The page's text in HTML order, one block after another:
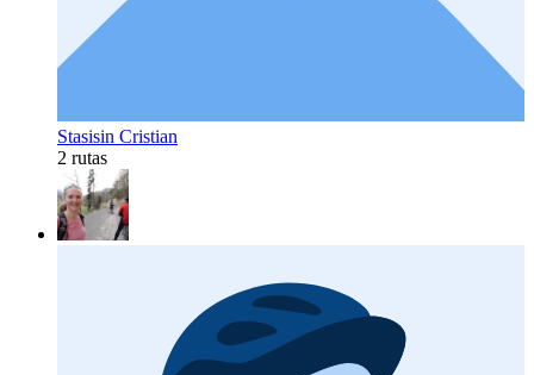
Stasisin Cristian
2 rutas